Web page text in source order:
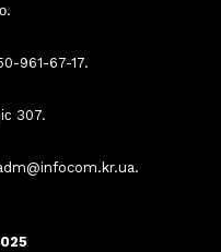
961-67-17.
307.